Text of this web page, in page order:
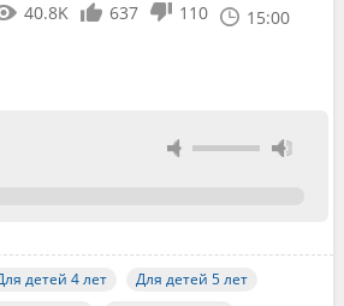
40.8K 637 110 15:00
детей 4 лет
Для детей 5 лет